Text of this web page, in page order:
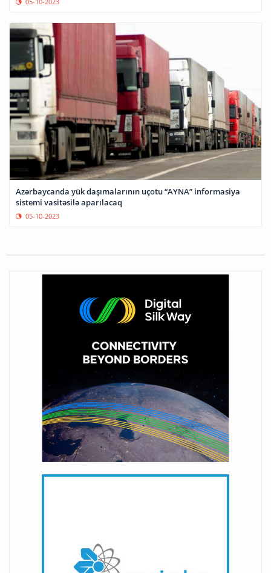
Azərbaycanda yük daşımalarının uçotu “AYNA” informasiya
sistemi vasitəsilə aparılacaq
05-10-2023